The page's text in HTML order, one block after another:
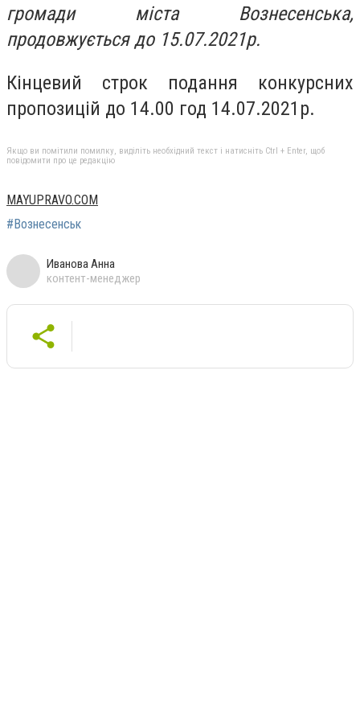
громади міста Вознесенська,
продовжується до 15.07.2021р.
Кінцевий строк подання конкурсних
пропозицій до 14.00 год 14.07.2021р.
Якщо ви помітили помилку, виділіть необхідний текст і натисніть Ctrl + Enter, щоб
повідомити про це редакцію
MAYUPRAVO.COM
#Вознесенськ
Иванова Анна
контент-менеджер